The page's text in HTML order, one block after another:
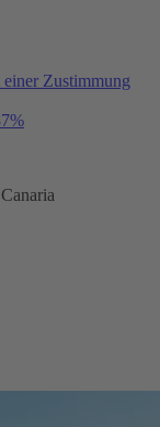
Zustimmung